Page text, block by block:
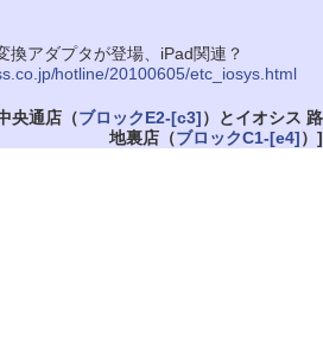
換アダプタが登場、iPad関連？
hotline/20100605/etc_iosys.html
央通店（ブロックE2-[c3]）とイオシス 路
地裏店（ブロックC1-[e4]）]